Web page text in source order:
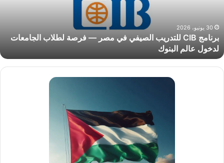
فرصة
لطلاب
الجامعات
لدخول
عالم
30 يونيو، 2026
برنامج CIB للتدريب الصيفي في مصر — فرصة لطلاب الجامعات
لدخول عالم البنوك